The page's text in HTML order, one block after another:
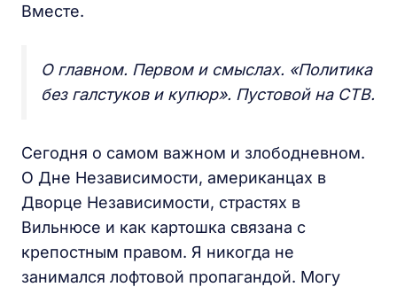
Вместе.
О главном. Первом и смыслах. «Политика
без галстуков и купюр». Пустовой на СТВ.
Сегодня о самом важном и злободневном.
О Дне Независимости, американцах в
Дворце Независимости, страстях в
Вильнюсе и как картошка связана с
крепостным правом. Я никогда не
занимался лофтовой пропагандой. Могу